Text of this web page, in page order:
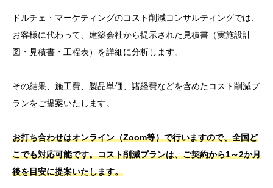
ドルチェ・マーケティングのコスト削減コンサルティングでは、
お客様に代わって、建築会社から提示された見積書（実施設計
図・見積書・工程表）を詳細に分析します。
その結果、施工費、製品単価、諸経費などを含めたコスト削減プ
ランをご提案いたします。
お打ち合わせはオンライン（Zoom等）で行いますので、全国ど
こでも対応可能です。コスト削減プランは、ご契約から1～2か月
後を目安に提案いたします。